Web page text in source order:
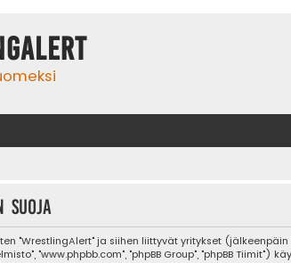
suoja
"WrestlingAlert" ja siihen liittyvät yritykset
"www.phpbb.com", "phpBB Group", "phpBB